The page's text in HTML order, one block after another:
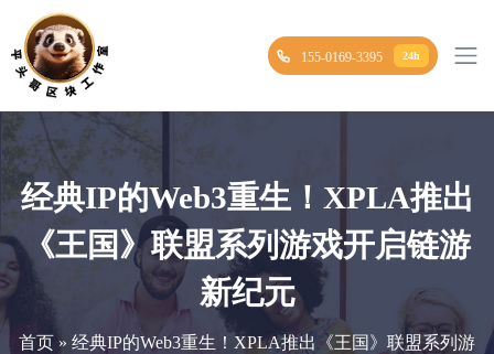
155-0169-3395 24h
经典IP的Web3重生！XPLA推出
《王国》联盟系列游戏开启链游
新纪元
首页 » 经典IP的Web3重生！XPLA推出《王国》联盟系列游